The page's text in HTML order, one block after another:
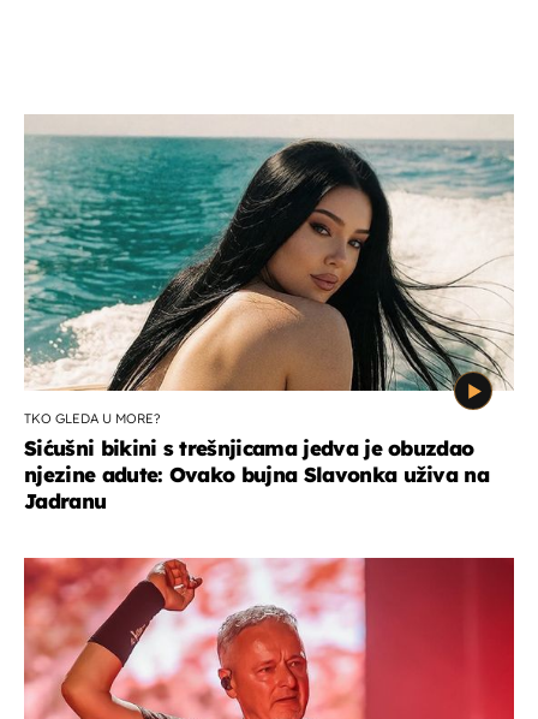
TKO GLEDA U MORE?
Sićušni bikini s trešnjicama jedva je obuzdao
njezine adute: Ovako bujna Slavonka uživa na
Jadranu